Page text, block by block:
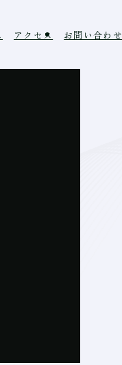
アクセス お問い合わせ